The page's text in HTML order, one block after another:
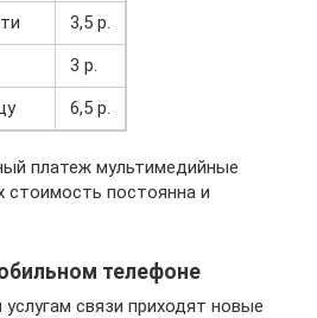
3,5 р.
3 р.
6,5 р.
платеж мультимедийные
стоимость постоянна и
телефоне
связи приходят новые